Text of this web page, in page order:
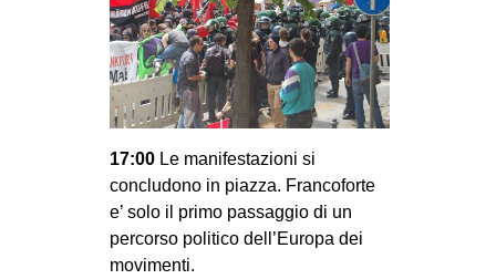
MUSICA
RECENSIONI
INTERNAZIONALE
AFRICA
AMERICHE
ESTREMO ORIENTE
17:00 Le manifestazioni si
concludono in piazza. Francoforte
e’ solo il primo passaggio di un
percorso politico dell’Europa dei
movimenti.